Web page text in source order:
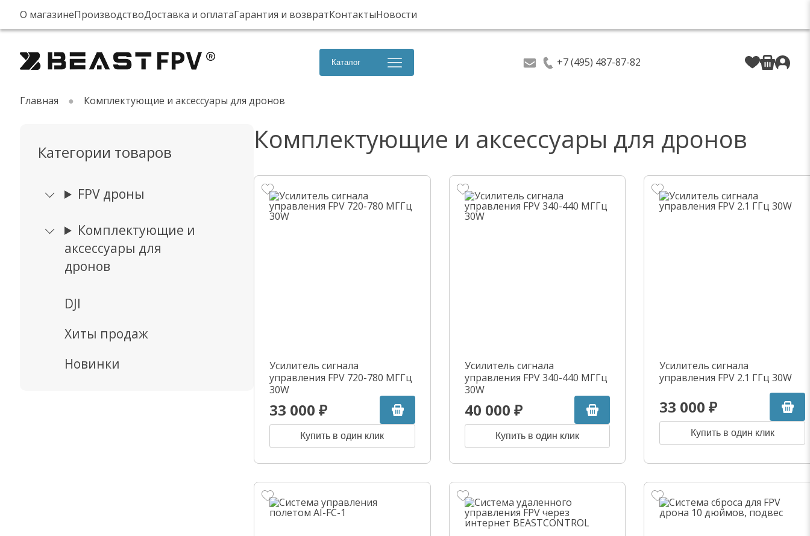
О магазинеПроизводствоДоставка и оплатаГарантия и возвратКонтактыНовости
Каталог +7 (495) 487-87-82
Главная Комплектующие и аксессуары для дронов
Категории товаров
FPV дроны
Комплектующие и
аксессуары для
дронов
DJI
Хиты продаж
Новинки
Комплектующие и аксессуары для дронов
Усилитель сигнала
управления FPV 720-780 МГГц
30W
33 000 ₽
Купить в один клик
Усилитель сигнала
управления FPV 340-440 МГГц
30W
40 000 ₽
Купить в один клик
Усилитель сигнала
управления FPV 2.1 ГГц 30W
33 000 ₽
Купить в один клик